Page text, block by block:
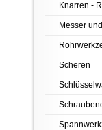
Knarren -
Messer
Scheren